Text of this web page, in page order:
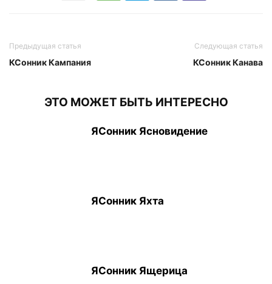
Предыдущая статья
КСонник Кампания
Следующая статья
КСонник Канава
ЭТО МОЖЕТ БЫТЬ ИНТЕРЕСНО
ЯСонник Ясновидение
ЯСонник Яхта
ЯСонник Ящерица